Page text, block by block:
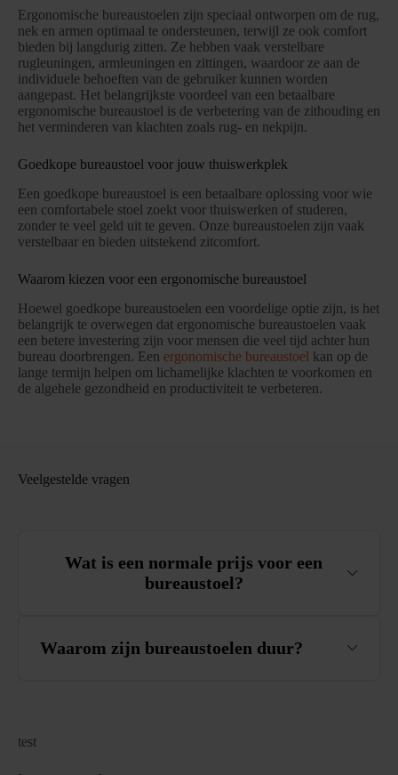
Ergonomische bureaustoelen zijn speciaal ontworpen om de rug,
nek en armen optimaal te ondersteunen, terwijl ze ook comfort
bieden bij langdurig zitten. Ze hebben vaak verstelbare
rugleuningen, armleuningen en zittingen, waardoor ze aan de
individuele behoeften van de gebruiker kunnen worden
aangepast. Het belangrijkste voordeel van een betaalbare
ergonomische bureaustoel is de verbetering van de zithouding en
het verminderen van klachten zoals rug- en nekpijn.
Goedkope bureaustoel voor jouw thuiswerkplek
Een goedkope bureaustoel is een betaalbare oplossing voor wie
een comfortabele stoel zoekt voor thuiswerken of studeren,
zonder te veel geld uit te geven. Onze bureaustoelen zijn vaak
verstelbaar en bieden uitstekend zitcomfort.
Waarom kiezen voor een ergonomische bureaustoel
Hoewel goedkope bureaustoelen een voordelige optie zijn, is het
belangrijk te overwegen dat ergonomische bureaustoelen vaak
een betere investering zijn voor mensen die veel tijd achter hun
bureau doorbrengen. Een ergonomische bureaustoel kan op de
lange termijn helpen om lichamelijke klachten te voorkomen en
de algehele gezondheid en productiviteit te verbeteren.
Veelgestelde vragen
Wat is een normale prijs voor een
bureaustoel?
Waarom zijn bureaustoelen duur?
test